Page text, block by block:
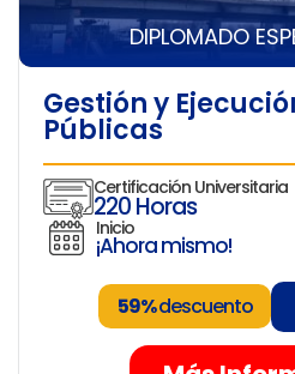
DIPLOMADO
Gestión y
Públicas
Certificación Universitaria
220 Horas
Inicio
¡Ahora mismo!
59%descuento